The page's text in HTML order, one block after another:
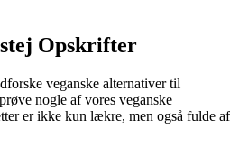
Opskrifter
veganske alternativer til
nogle af vores veganske
er ikke kun lækre, men også fulde af